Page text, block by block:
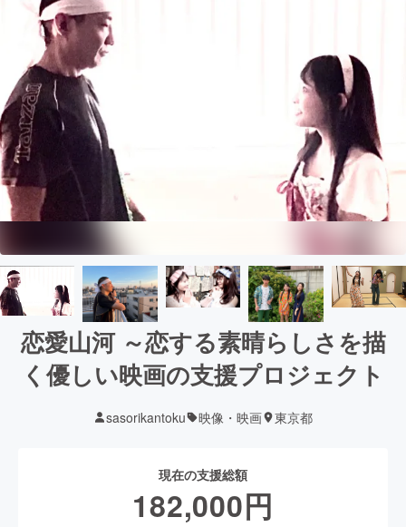
恋愛山河 ～恋する素晴らしさを描
く優しい映画の支援プロジェクト
sasorikantoku 映像・映画 東京都
現在の支援総額
182,000円